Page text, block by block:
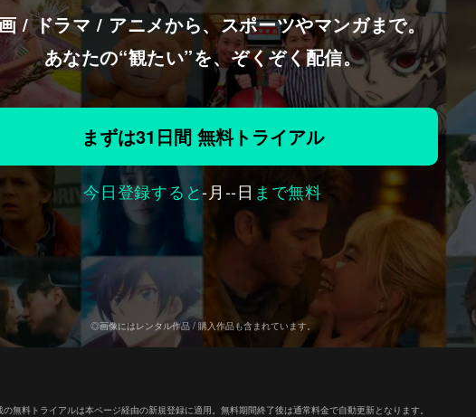
/ ドラマ / アニメから、スポーツやマンガまで。
あなたの“観たい”を、ぞくぞく配信。
まずは31日間 無料トライアル
今日登録すると-月--日 まで無料
◎画像にはレンタル作品 / 購入作品も含まれています。
無料トライアルは本ページ経由の新規登録に適用。無料期間終了後は通常料金で自動更新となります。